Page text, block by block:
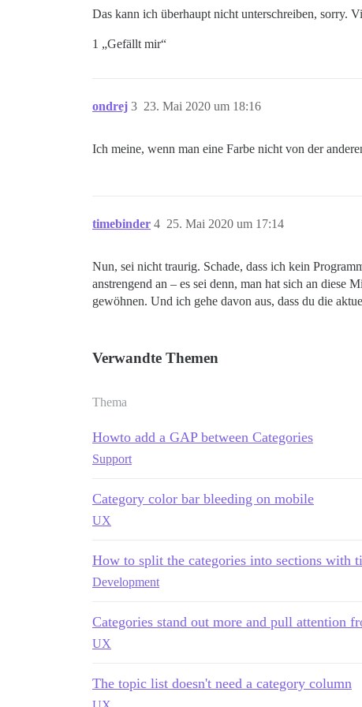
Das kann ich überhaupt nicht unterschreiben, sorry.
1 „Gefällt mir“
ondrej 23. Mai 2020 um 18:16
3
Ich meine, wenn man eine Farbe nicht von der
timebinder 25. Mai 2020 um 17:14
4
Nun, sei nicht traurig. Schade, dass ich kein
anstrengend an – es sei denn, man hat sich an
gewöhnen. Und ich gehe davon aus, dass du die
Verwandte Themen
Thema
Howto add a GAP between Categories
Support
Category color bar bleeding on mobile
UX
How to split the categories into sections with
Development
Categories stand out more and pull attention
UX
The topic list doesn't need a category column